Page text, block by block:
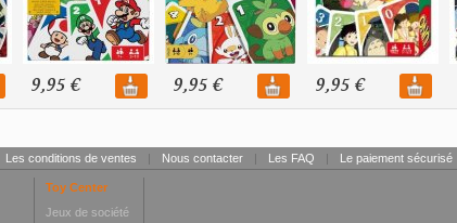
9,95 € 9,95 € 9,95 €
Les conditions de ventes | Nous contacter | Les FAQ | Le paiement sécurisé
Toy Center
Jeux de société